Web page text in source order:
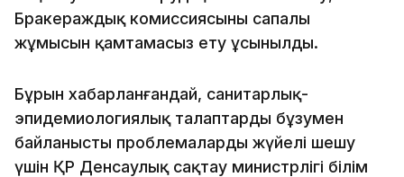
Бракераждық комиссиясының сапалы
жұмысын қамтамасыз ету ұсынылды.
Бұрын хабарланғандай, санитарлық-
эпидемиологиялық талаптарды бұзумен
байланысты проблемаларды жүйелі шешу
үшін ҚР Денсаулық сақтау министрлігі білім